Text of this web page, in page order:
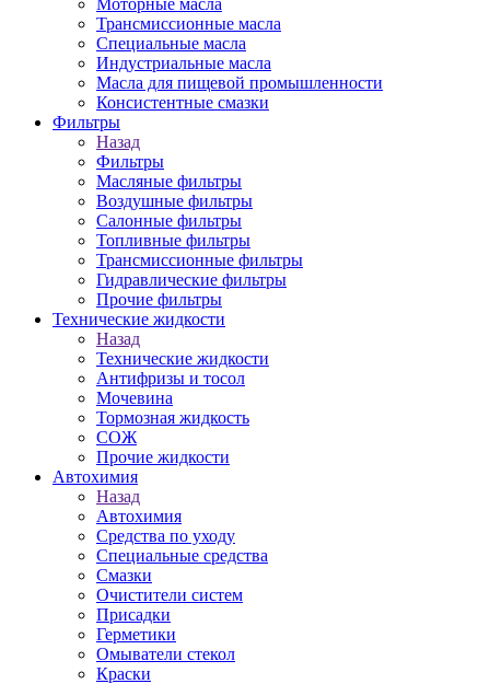
Трансмиссионные масла
Специальные масла
Индустриальные масла
Масла для пищевой промышленности
Консистентные смазки
Фильтры
Назад
Фильтры
Масляные фильтры
Воздушные фильтры
Салонные фильтры
Топливные фильтры
Трансмиссионные фильтры
Гидравлические фильтры
Прочие фильтры
Технические жидкости
Назад
Технические жидкости
Антифризы и тосол
Мочевина
Тормозная жидкость
СОЖ
Прочие жидкости
Автохимия
Назад
Автохимия
Средства по уходу
Специальные средства
Смазки
Очистители систем
Присадки
Герметики
Омыватели стекол
Краски